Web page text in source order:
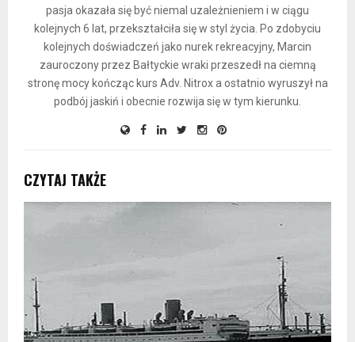
pasja okazała się być niemal uzależnieniem i w ciągu
kolejnych 6 lat, przekształciła się w styl życia. Po zdobyciu
kolejnych doświadczeń jako nurek rekreacyjny, Marcin
zauroczony przez Bałtyckie wraki przeszedł na ciemną
stronę mocy kończąc kurs Adv. Nitrox a ostatnio wyruszył na
podbój jaskiń i obecnie rozwija się w tym kierunku.
CZYTAJ TAKŻE